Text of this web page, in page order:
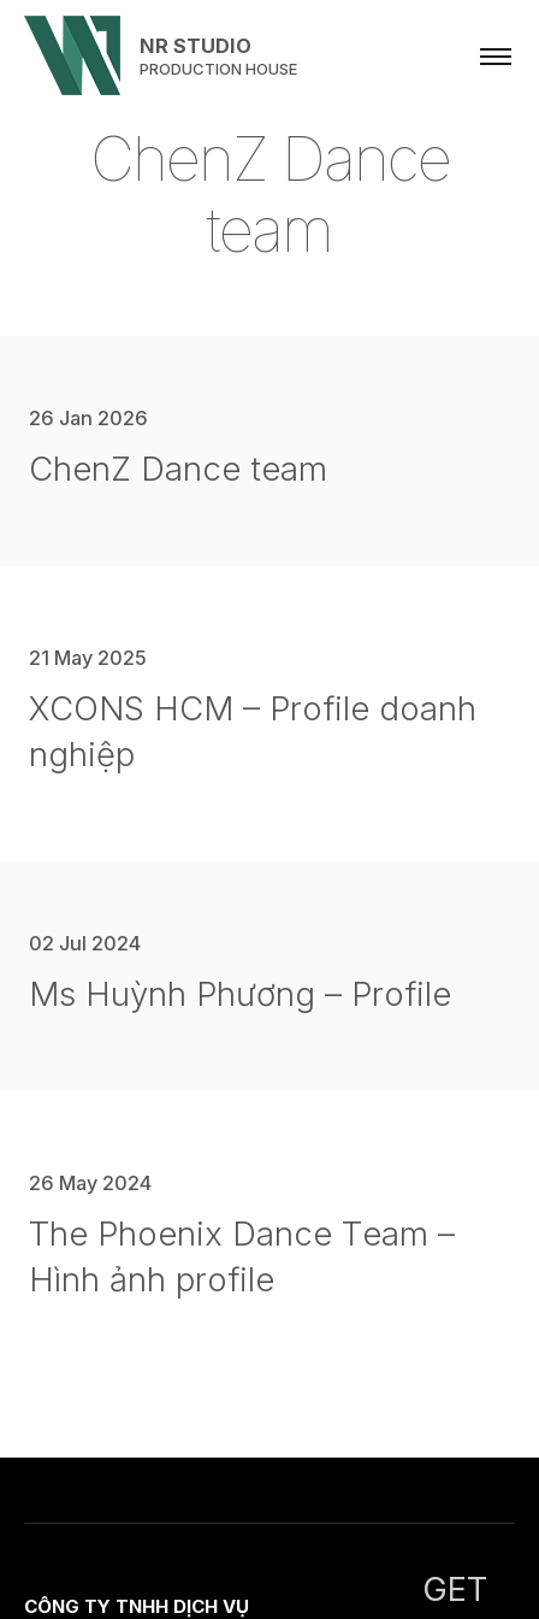
NR STUDIO
PRODUCTION HOUSE
ChenZ Dance
team
26 Jan 2026
ChenZ Dance team
21 May 2025
XCONS HCM – Profile doanh
nghiệp
02 Jul 2024
Ms Huỳnh Phương – Profile
26 May 2024
The Phoenix Dance Team –
Hình ảnh profile
CÔNG TY TNHH DỊCH VỤ
GET